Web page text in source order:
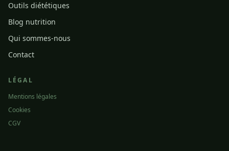
Outils diététiques
Blog nutrition
Qui sommes-nous
Contact
LÉGAL
Mentions légales
Cookies
CGV